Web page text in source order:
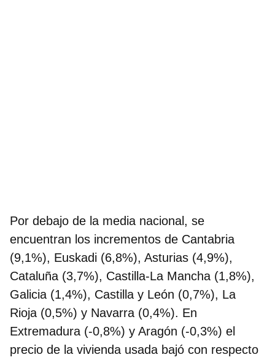
Por debajo de la media nacional, se
encuentran los incrementos de Cantabria
(9,1%), Euskadi (6,8%), Asturias (4,9%),
Cataluña (3,7%), Castilla-La Mancha (1,8%),
Galicia (1,4%), Castilla y León (0,7%), La
Rioja (0,5%) y Navarra (0,4%). En
Extremadura (-0,8%) y Aragón (-0,3%) el
precio de la vivienda usada bajó con respecto